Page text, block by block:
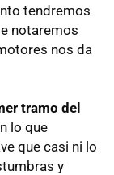
tendremos
notaremos
nos da
tramo del
lo que
que casi ni lo
y